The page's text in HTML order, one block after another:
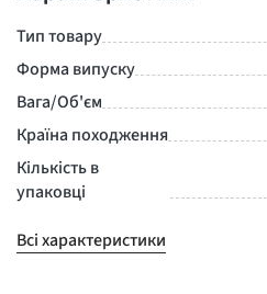
Тип товару
Форма випуску
Вага/Об'єм
Країна походження
Кількість в
упаковці
Всі характеристики